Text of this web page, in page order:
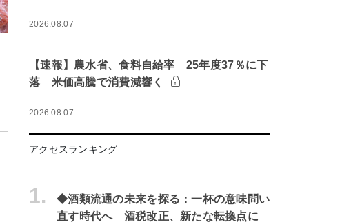
2026.08.07
【速報】農水省、食料自給率 25年度37％に下
落 米価高騰で消費減響く
2026.08.07
アクセスランキング
1.
◆酒類流通の未来を探る：一杯の意味問い
直す時代へ 酒税改正、新たな転換点に